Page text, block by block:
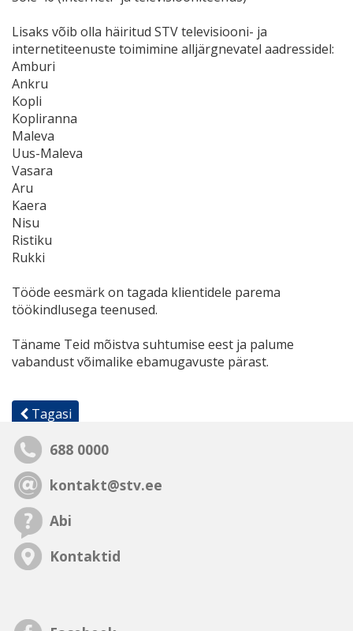
Lisaks võib olla häiritud STV televisiooni- ja
internetiteenuste toimimine alljärgnevatel aadressidel:
Amburi
Ankru
Kopli
Kopliranna
Maleva
Uus-Maleva
Vasara
Aru
Kaera
Nisu
Ristiku
Rukki
Tööde eesmärk on tagada klientidele parema
töökindlusega teenused.
Täname Teid mõistva suhtumise eest ja palume
vabandust võimalike ebamugavuste pärast.
Tagasi
688 0000
kontakt@stv.ee
Abi
Kontaktid